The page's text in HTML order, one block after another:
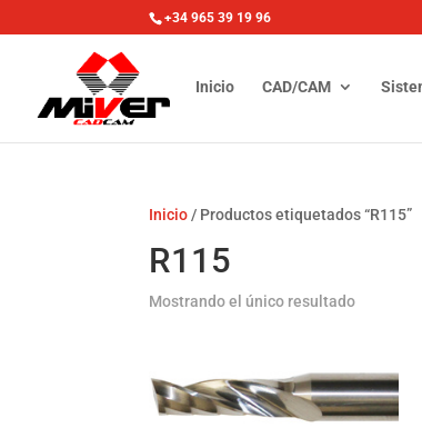
+34 965 39 19 96
Inicio CAD/CAM
Inicio / Productos etiquetados “R115”
R115
Mostrando el único resultado